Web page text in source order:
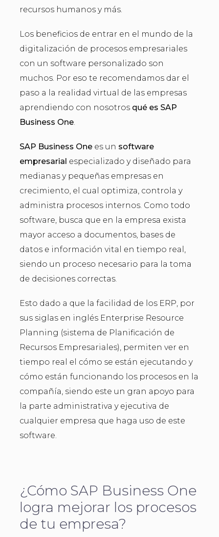
recursos humanos y más.
Los beneficios de entrar en el mundo de la
digitalización de procesos empresariales
con un software personalizado son
muchos. Por eso te recomendamos dar el
paso a la realidad virtual de las empresas
aprendiendo con nosotros qué es SAP
Business One.
SAP Business One es un software
empresarial especializado y diseñado para
medianas y pequeñas empresas en
crecimiento, el cual optimiza, controla y
administra procesos internos. Como todo
software, busca que en la empresa exista
mayor acceso a documentos, bases de
datos e información vital en tiempo real,
siendo un proceso necesario para la toma
de decisiones correctas.
Esto dado a que la facilidad de los ERP, por
sus siglas en inglés Enterprise Resource
Planning (sistema de Planificación de
Recursos Empresariales), permiten ver en
tiempo real el cómo se están ejecutando y
cómo están funcionando los procesos en la
compañía, siendo este un gran apoyo para
la parte administrativa y ejecutiva de
cualquier empresa que haga uso de este
software.
¿Cómo SAP Business One
logra mejorar los procesos
de tu empresa?